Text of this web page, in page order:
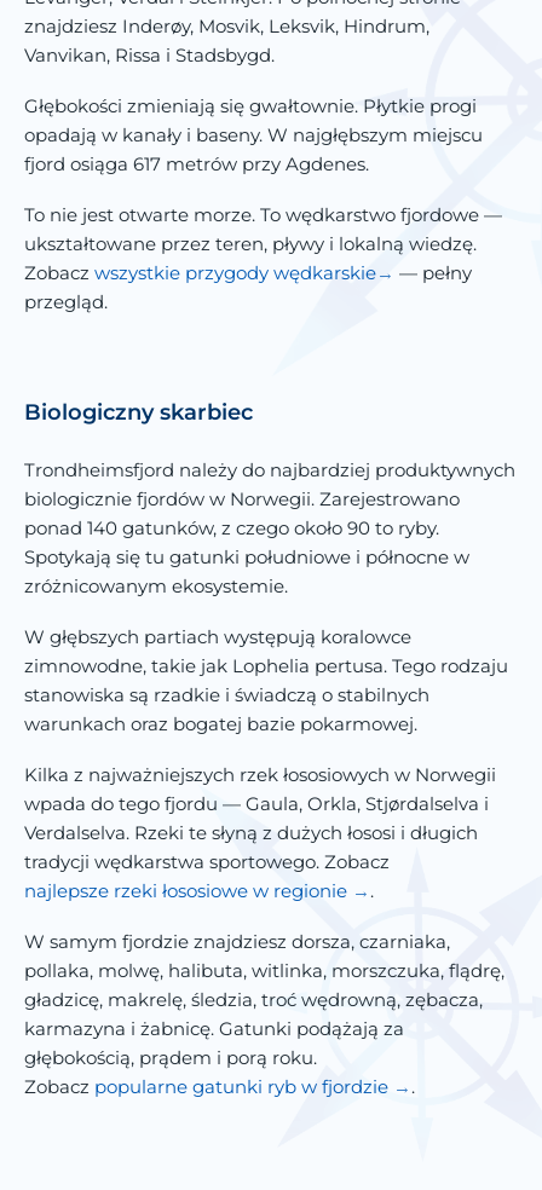
znajdziesz Inderøy, Mosvik, Leksvik, Hindrum,
Vanvikan, Rissa i Stadsbygd.
Głębokości zmieniają się gwałtownie. Płytkie progi
opadają w kanały i baseny. W najgłębszym miejscu
fjord osiąga 617 metrów przy Agdenes.
To nie jest otwarte morze. To wędkarstwo fjordowe —
ukształtowane przez teren, pływy i lokalną wiedzę.
Zobacz wszystkie przygody wędkarskie
— pełny
przegląd.
Biologiczny skarbiec
Trondheimsfjord należy do najbardziej produktywnych
biologicznie fjordów w Norwegii. Zarejestrowano
ponad 140 gatunków, z czego około 90 to ryby.
Spotykają się tu gatunki południowe i północne w
zróżnicowanym ekosystemie.
W głębszych partiach występują koralowce
zimnowodne, takie jak Lophelia pertusa. Tego rodzaju
stanowiska są rzadkie i świadczą o stabilnych
warunkach oraz bogatej bazie pokarmowej.
Kilka z najważniejszych rzek łososiowych w Norwegii
wpada do tego fjordu — Gaula, Orkla, Stjørdalselva i
Verdalselva. Rzeki te słyną z dużych łososi i długich
tradycji wędkarstwa sportowego. Zobacz
najlepsze rzeki łososiowe w regionie
.
W samym fjordzie znajdziesz dorsza, czarniaka,
pollaka, molwę, halibuta, witlinka, morszczuka, flądrę,
gładzicę, makrelę, śledzia, troć wędrowną, zębacza,
karmazyna i żabnicę. Gatunki podążają za
głębokością, prądem i porą roku.
Zobacz popularne gatunki ryb w fjordzie .